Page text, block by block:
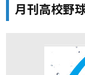
月刊高校野